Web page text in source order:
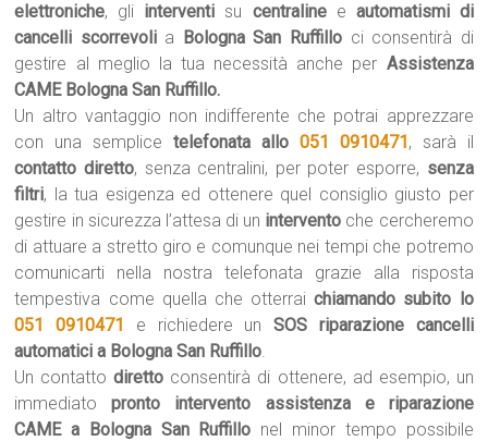
elettroniche, gli interventi su centralinee automatismi di
cancelli scorrevolia Bologna San Ruffillo ci consentirà di
gestire al meglio la tua necessità anche per Assistenza
CAME Bologna San Ruffillo.
Un altro vantaggio non indifferente che potrai apprezzare
con una semplicetelefonata allo 051 0910471, sarà il
contatto diretto, senza centralini, per poter esporre, senza
filtri, la tua esigenza ed ottenere quel consiglio giusto per
gestire in sicurezza l’attesa di un intervento che cercheremo
di attuare a stretto giro e comunque nei tempi che potremo
comunicarti nella nostra telefonata grazie alla risposta
tempestiva come quella che otterraichiamando subito lo
051 0910471
e richiedere unSOS riparazione cancelli
automatici a Bologna San Ruffillo.
Un contattodiretto consentirà di ottenere, ad esempio, un
immediatopronto intervento assistenza e riparazione
CAME a Bologna San Ruffillo nel minor tempo possibile